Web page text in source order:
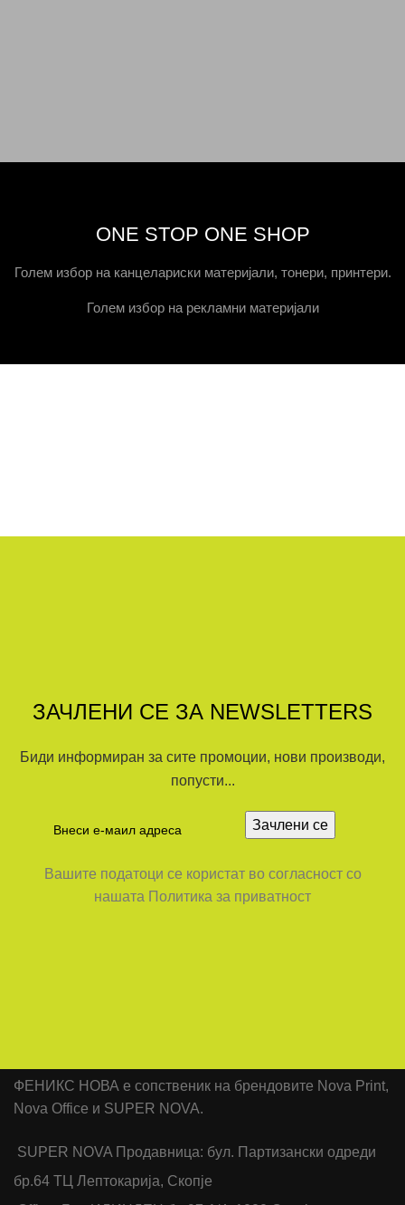
ONE STOP ONE SHOP
Голем избор на канцелариски материјали, тонери, принтери.
Голем избор на рекламни материјали
ЗАЧЛЕНИ СЕ ЗА NEWSLETTERS
Биди информиран за сите промоции, нови производи,
попусти...
Вашите податоци се користат во согласност со
нашата Политика за приватност
ФЕНИКС НОВА е сопственик на брендовите Nova Print,
Nova Office и SUPER NOVA.
SUPER NOVA Продавница: бул. Партизански одреди
бр.64 ТЦ Лептокарија, Скопје